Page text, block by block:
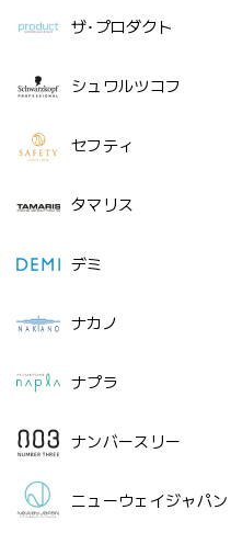
ザ･プロダクト
シュワルツコフ
セフティ
タマリス
デミ
ナカノ
ナプラ
ナンバースリー
ニューウェイジャパン